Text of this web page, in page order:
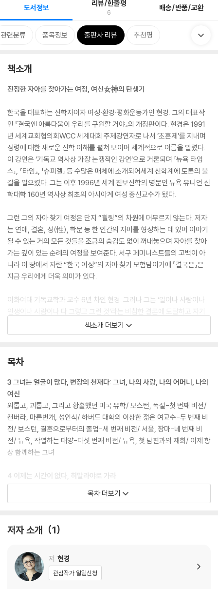
도서정보 리뷰/한줄평
6 배송/반품/교환
관련분류 품목정보 출판사 리뷰 추천평
책소개
진정한 자아를 찾아가는 여정, 여신女神의 탄생기
한국을 대표하는 신학자이자 여성·환경·평화운동가인 현경. 그의 대표작
인 『결국엔 아름다움이 우리를 구원할 거야』의 개정판이다. 현경은 1991
년 세계교회협의회WCC 세계대회 주제강연자로 나서 ‘초혼제’를 지내며
성령에 대한 새로운 신학 이해를 펼쳐 보이며 세계적으로 이름을 알렸다.
이 강연은 ‘기독교 역사상 가장 논쟁적인 강연’으로 거론되며 「뉴욕 타임
스」, 『타임』, 「슈피겔」 등 수많은 매체에 소개되어세계 신학계에 토론의 불
길을 일으켰다. 그는 이후 1996년 세계 진보신학의 명문인 뉴욕 유니언 신
학대학 160년 역사상 최초의 아시아계 여성 종신교수가 됐다.
그런 그의 자아 찾기 여정은 단지 “힐링”의 차원에 머무르지 않는다. 저자
는 연애, 결혼, 성(性), 학문 등 한 인간의 자아를 형성하는 데 있어 이야기
될 수 있는 거의 모든 것들을 조금의 숨김도 없이 꺼내놓으며 자아를 찾아
가는 깊이 있는 순례의 여정을 보여준다. 서구 페미니스트들의 고백이 아
니라 이 땅에서 자란 “한국 여성”의 자아 찾기 모험담이기에 『결국은』은
지금 우리에게 더욱 의미가 있다.
이화여대 기독교학과 교수 6년 차인 현경. 그러나 그는 ‘일이나 사랑이나
인생이나 사람이나 다 그렇고 그런 것’라는 비참한 결론에 도달하고 자기
자신을 치유하기 위해, 꼭 죽어야만 한다면 한마디 유언이라도 남기기 위
해 책을 쓰기 시작한다. 1권에서는 한국을 떠나기까지의 내적 고민과 뉴욕
활, 첫 남편과의 결혼과 이혼 과정, 우연히 밝혀진 비밀스러운 가족사, 호
주 캔버라 WCC 총회에서 ‘초혼제’를 지낸 이후 완전히 달라진 삶, 뉴욕과
보스턴 선원(禪院)들에서의 명상, 틱낫한 스님과의 만남 등을 써내려간
다. 그 과정 중에 그와 함께하며 ‘너를 다시 온전하게 해줄 수 있는 이는 너
자신뿐’이라 말하는 여신의 위로와 가르침이 10개의 놀라운 비전으로 제
시된다.
지구도 살려낼 수 있는 여신의 탄생기는 오늘날의 세계, 특히 오늘날의 한
국사회에서 더욱 절실하게 다가온다.
책소개 더보기
목차
3 그녀는 얼굴이 많다, 변장의 천재다: 그녀, 나의 사랑, 나의 어머니, 나의
여신
외롭고, 괴롭고, 그리고 황홀했던 미국 유학/ 보스턴, 폭설-첫 번째 비전/
캔버라, 마른번개, 성인식/ 하버드 대학의 이상한 젊은 여교수-두 번째 비
전/ 보스턴, 결혼으로부터의 졸업-세 번째 비전/ 서울, 장마-네 번째 비
전/ 뉴욕, 작열하는 태양-다섯 번째 비전/ 뉴욕, 첫 남편과의 재회/ 이제 항
상 함께하는 그녀
4 이제는 시간이 없다, 히말라야로 가라
모두 무너져 내리고 있었다. 죽음이 하얀 옷을 입고 손짓하고 있었다/ 서
울, 가을비, 우리 집안의 비밀: 나와 똑같이 생긴 아이, 리나/ 히말라야, 안
째 비전/ 미래에서 온 편지: 지구 살림 민병대 여성 전사들에게 보내는 여
선물-열 번째 비전
-에필로그: 결국은 아름다움이 우리를 구원할 거야
목차 더보기
저자 소개 1
저 현경
관심작가 알림신청